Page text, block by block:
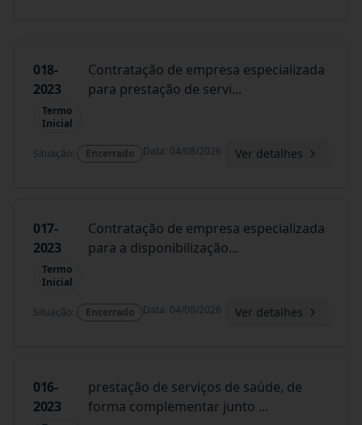
018-
2023
Termo
Inicial
Contratação de empresa especializada
para prestação de servi...
Situação: Encerrado Data: 04/08/2026 Ver detalhes
017-
2023
Termo
Inicial
Contratação de empresa especializada
para a disponibilização...
Situação: Encerrado Data: 04/08/2026 Ver detalhes
016-
2023
prestação de serviços de saúde, de
forma complementar junto ...